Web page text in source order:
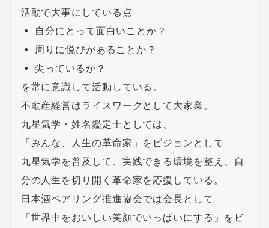
活動で大事にしている点
自分にとって面白いことか？
周りに悦びがあることか？
尖っているか？
を常に意識して活動している。
不動産経営はライスワークとして大家業。
九星気学・姓名鑑定士としては、
「みんな、人生の革命家」をビジョンとして
九星気学を普及して、実践できる環境を整え、自
分の人生を切り開く革命家を応援している。
日本酒ペアリング推進協会では会長として
「世界中をおいしい笑顔でいっぱいにする」をビ